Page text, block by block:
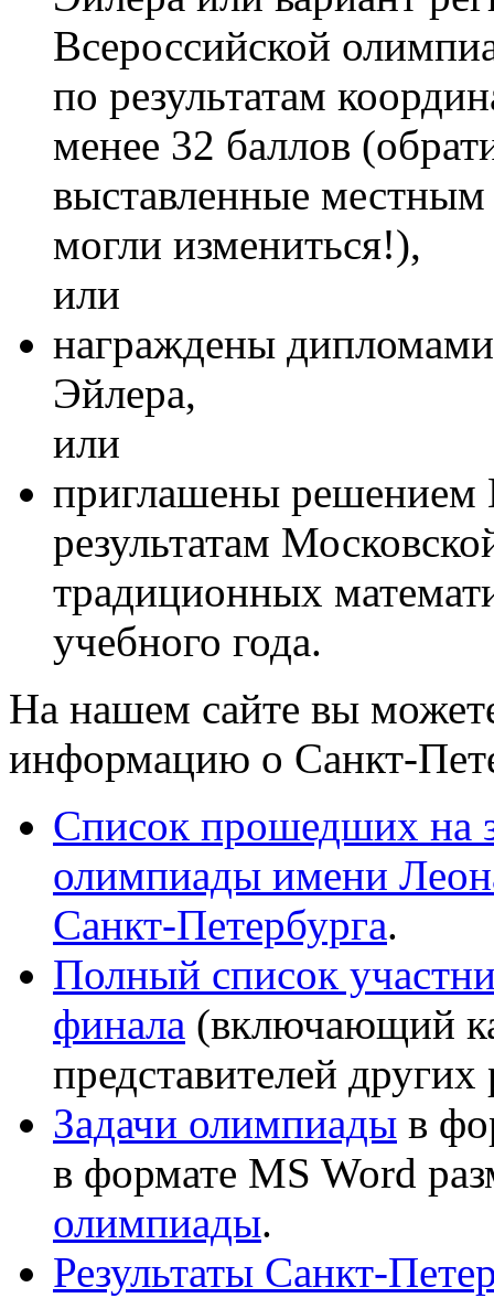
Всероссийской
по результатам
менее 32 баллов
выставленные
могли измениться!),
или
награждены
Эйлера,
или
приглашены решением
результатам
традиционных
учебного года.
На нашем сайте вы
информацию о Санкт-
Список прошедших на
олимпиады имени
Санкт-Петербурга.
Полный список
финала (включающий
представителей
Задачи олимпиады в
в формате MS Word
олимпиады.
Результаты Санкт-